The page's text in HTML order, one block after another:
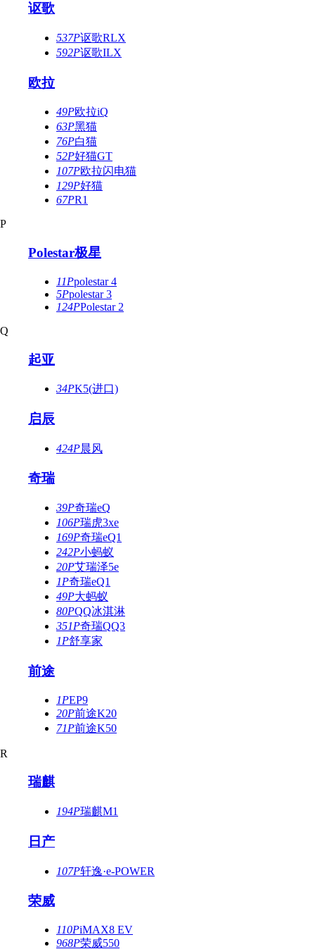
讴歌
537P讴歌RLX
592P讴歌ILX
欧拉
49P欧拉iQ
63P黑猫
76P白猫
52P好猫GT
107P欧拉闪电猫
129P好猫
67PR1
P
Polestar极星
11Ppolestar 4
5Ppolestar 3
124PPolestar 2
Q
起亚
34PK5(进口)
启辰
424P晨风
奇瑞
39P奇瑞eQ
106P瑞虎3xe
169P奇瑞eQ1
242P小蚂蚁
20P艾瑞泽5e
1P奇瑞eQ1
49P大蚂蚁
80PQQ冰淇淋
351P奇瑞QQ3
1P舒享家
前途
1PEP9
20P前途K20
71P前途K50
R
瑞麒
194P瑞麒M1
日产
107P轩逸·e-POWER
荣威
110PiMAX8 EV
968P荣威550